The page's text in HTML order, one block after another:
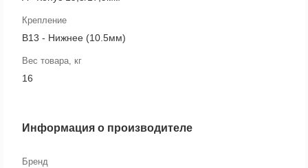
Крепление
B13 - Нижнее (10.5мм)
Вес товара, кг
16
Информация о производителе
Бренд